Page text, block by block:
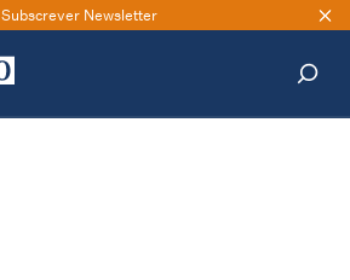
Subscrever Newsletter